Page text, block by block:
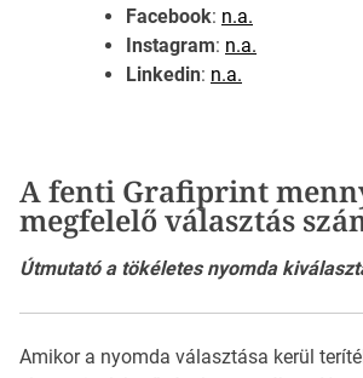
Facebook: n.a.
Instagram: n.a.
Linkedin: n.a.
A fenti Grafiprint
megfelelő választás
Útmutató a tökéletes nyomda
Amikor a nyomda választása kerül